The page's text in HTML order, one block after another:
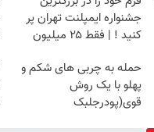
جشنواره ایمپلنت تهران پر
کنید ! | فقط ۲۵ میلیون
حمله به چربی های شکم و
پهلو با یک روش
قوی(پودرجلبک